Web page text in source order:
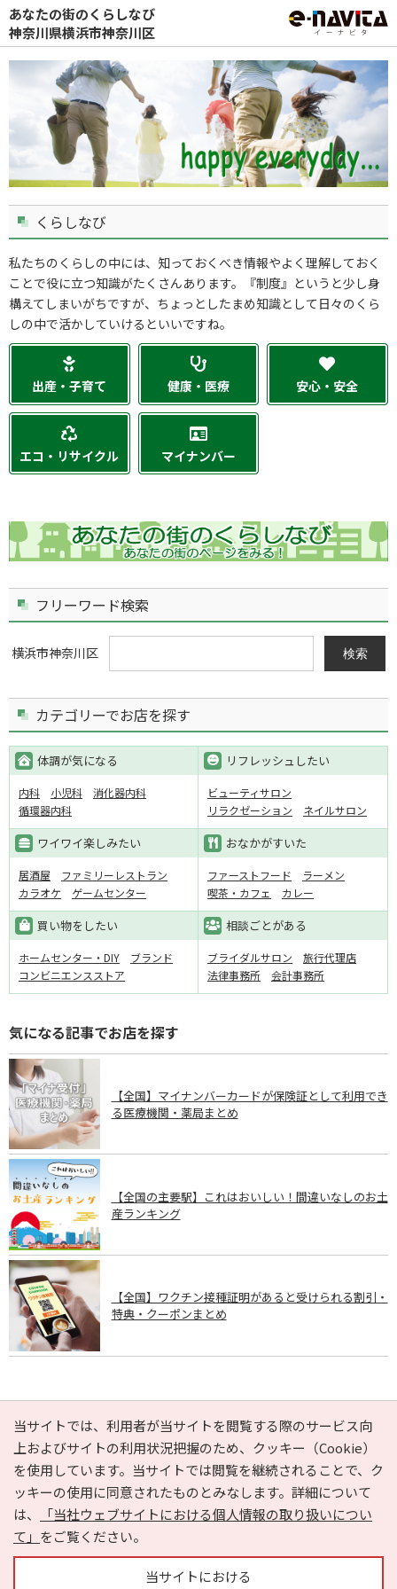
あなたの街のくらしなび
神奈川県横浜市神奈川区
くらしなび
私たちのくらしの中には、知っておくべき情報やよく理解しておく
ことで役に立つ知識がたくさんあります。『制度』というと少し身
構えてしまいがちですが、ちょっとしたまめ知識として日々のくら
しの中で活かしていけるといいですね。
出産・子育て 健康・医療 安心・安全
エコ・リサイクル マイナンバー
フリーワード検索
横浜市神奈川区 検索
カテゴリーでお店を探す
体調が気になる
内科 小児科
消化器内科
循環器内科
リフレッシュしたい
ビューティサロン
リラクゼーション
ネイルサロン
ワイワイ楽しみたい
居酒屋
ファミリーレストラン
カラオケ
ゲームセンター
おなかがすいた
ファーストフード
ラーメン
喫茶・カフェ
カレー
買い物をしたい
ホームセンター・DIY
ブランド
コンビニエンスストア
相談ごとがある
ブライダルサロン
旅行代理店
法律事務所
会計事務所
気になる記事でお店を探す
【全国】マイナンバーカードが保険証として利用でき
る医療機関・薬局まとめ
【全国の主要駅】これはおいしい！間違いなしのお土
産ランキング
【全国】ワクチン接種証明があると受けられる割引・
特典・クーポンまとめ
PAGE TOP
当サイトでは、利用者が当サイトを閲覧する際のサービス向
上およびサイトの利用状況把握のため、クッキー（Cookie）
を使用しています。当サイトでは閲覧を継続されることで、ク
ッキーの使用に同意されたものとみなします。詳細について
は、
「当社ウェブサイトにおける個人情報の取り扱いについ
て」 をご覧ください。
当サイトにおける
e-NAVITA（イーナビタ）とは？ お気に入り
ヘルプ
利用規約
個人情報の取り扱いについて
運営会社
サイトマップ
広告掲載に関するお問い合わせ